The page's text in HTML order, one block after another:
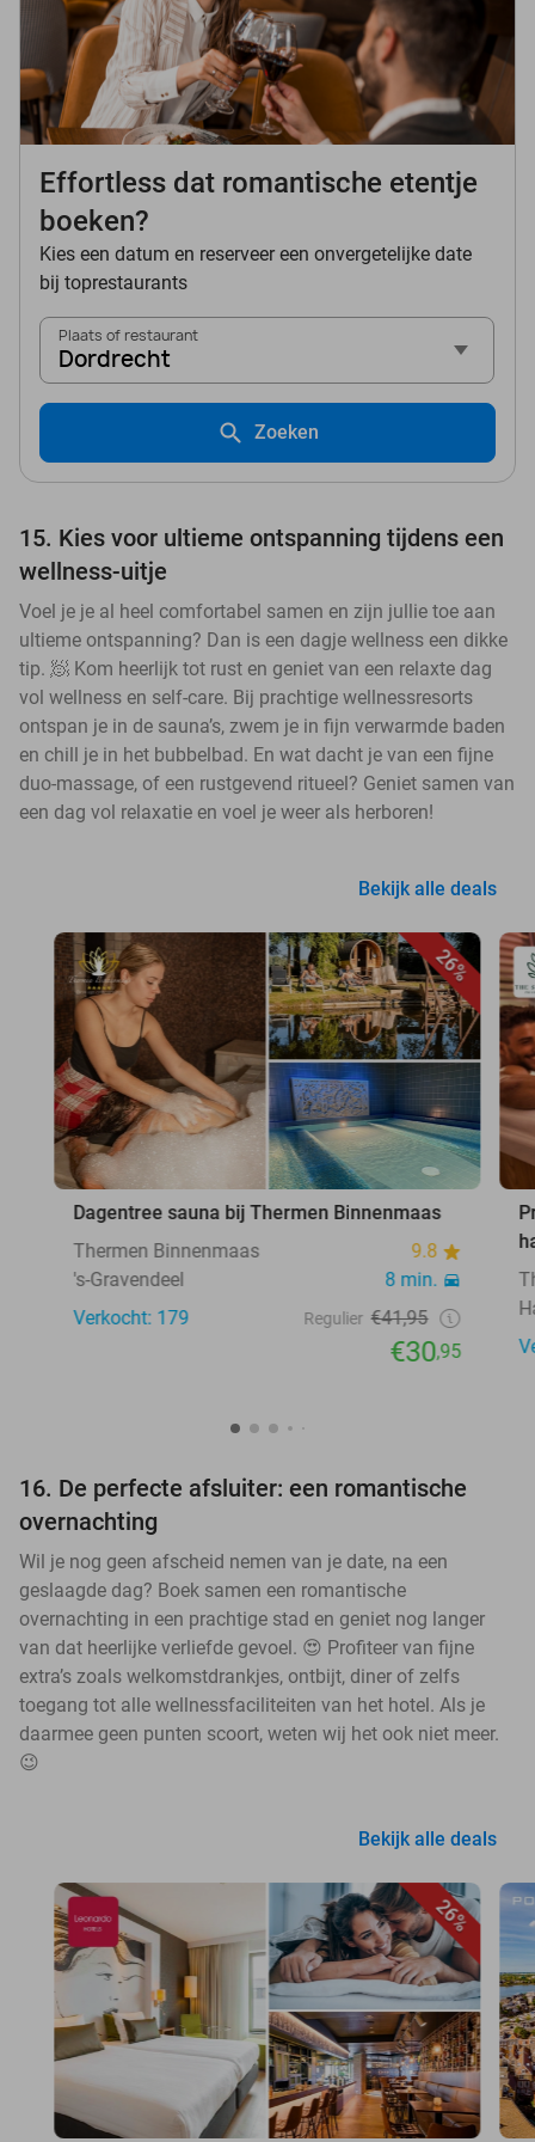
Effortless dat romantische etentje
boeken?
Kies een datum en reserveer een onvergetelijke date
bij toprestaurants
Plaats of restaurant
Dordrecht
Zoeken
15. Kies voor ultieme ontspanning tijdens een
wellness-uitje
Voel je je al heel comfortabel samen en zijn jullie toe aan
ultieme ontspanning? Dan is een dagje wellness een dikke
tip. 🧖 Kom heerlijk tot rust en geniet van een relaxte dag
vol wellness en self-care. Bij prachtige wellnessresorts
ontspan je in de sauna’s, zwem je in fijn verwarmde baden
en chill je in het bubbelbad. En wat dacht je van een fijne
duo-massage, of een rustgevend ritueel? Geniet samen van
een dag vol relaxatie en voel je weer als herboren!
Bekijk alle deals
26%
Dagentree sauna bij Thermen Binnenmaas
Thermen Binnenmaas
9.8
's-Gravendeel
8 min.
Verkocht: 179
Regulier €41,95
€30,95
16. De perfecte afsluiter: een romantische
overnachting
Wil je nog geen afscheid nemen van je date, na een
geslaagde dag? Boek samen een romantische
overnachting in een prachtige stad en geniet nog langer
van dat heerlijke verliefde gevoel. 😍 Profiteer van fijne
extra’s zoals welkomstdrankjes, ontbijt, diner of zelfs
toegang tot alle wellnessfaciliteiten van het hotel. Als je
daarmee geen punten scoort, weten wij het ook niet meer.
😉
Bekijk alle deals
26%